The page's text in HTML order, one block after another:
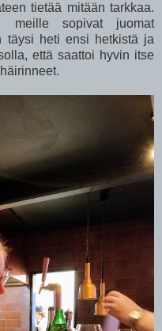
tietää mitään tarkkaa.
meille sopivat juomat
täysi heti ensi hetkistä ja
että saattoi hyvin itse